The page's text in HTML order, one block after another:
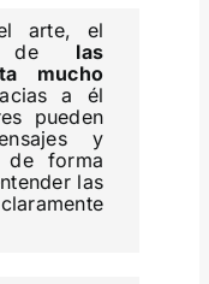
arte, el
de las
mucho
a él
pueden
y
forma
las